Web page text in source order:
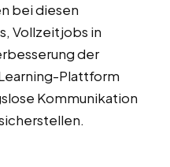
bei diesen
Vollzeitjobs in
der
Plattform
Kommunikation